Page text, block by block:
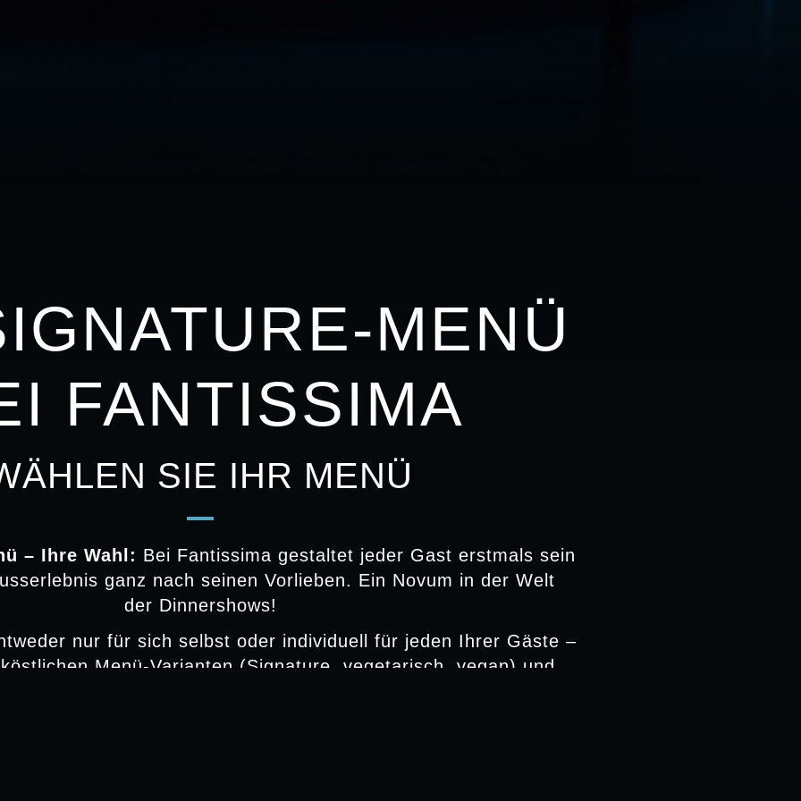
MENÜ
FANTISSIMA
SIE IHR MENÜ
– Ihre Wahl: Bei Fantissima gestaltet jeder Gast erstmals sein
ganz nach seinen Vorlieben. Ein Novum in der Welt
der Dinnershows!
nur für sich selbst oder individuell für jeden Ihrer Gäste –
Menü-Varianten (Signature, vegetarisch, vegan) und